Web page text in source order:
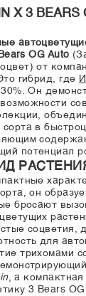
X 3 BEARS
OG Auto
от
гибрид, где
Он
сорта в
потенциал
он
бросают
соцветия,
для
трихомами
, а компактная
3 Bears